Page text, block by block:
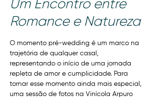
Um Encontro entre
Romance e Natureza
O momento pré-wedding é um marco na
trajetória de qualquer casal,
representando o início de uma jornada
repleta de amor e cumplicidade. Para
tornar esse momento ainda mais especial,
uma sessão de fotos na Vinícola Arpuro